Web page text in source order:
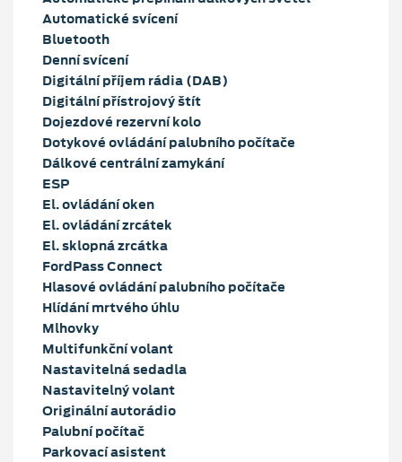
Automatické svícení
Bluetooth
Denní svícení
Digitální příjem rádia (DAB)
Digitální přístrojový štít
Dojezdové rezervní kolo
Dotykové ovládání palubního počítače
Dálkové centrální zamykání
ESP
El. ovládání oken
El. ovládání zrcátek
El. sklopná zrcátka
FordPass Connect
Hlasové ovládání palubního počítače
Hlídání mrtvého úhlu
Mlhovky
Multifunkční volant
Nastavitelná sedadla
Nastavitelný volant
Originální autorádio
Palubní počítač
Parkovací asistent